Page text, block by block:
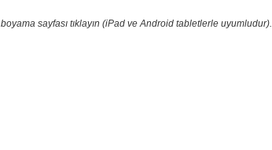
boyama sayfası tıklayın (iPad ve Android tabletlerle uyumludur).